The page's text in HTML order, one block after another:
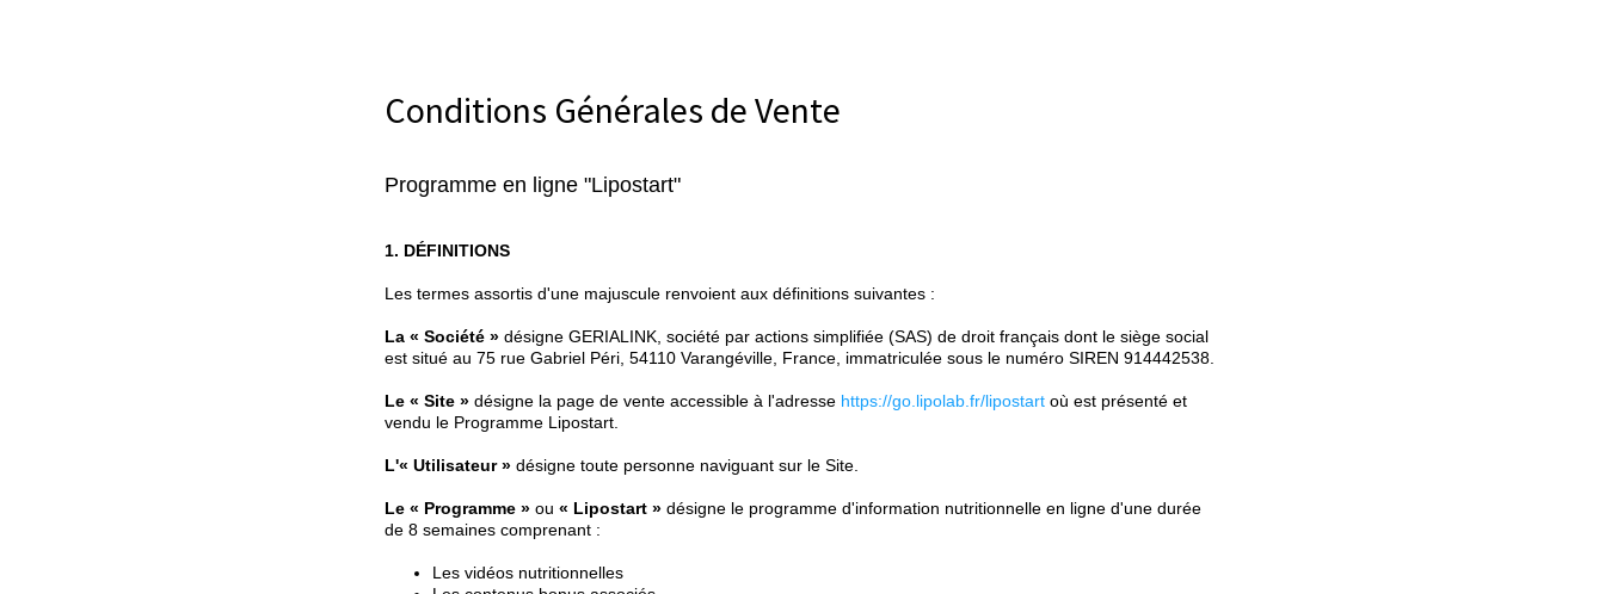
Conditions Générales de Vente
Programme en ligne "Lipostart"
1. DÉFINITIONS
Les termes assortis d'une majuscule renvoient aux définitions suivantes :
La « Société » désigne GERIALINK, société par actions simplifiée (SAS) de droit français dont le siège social
est situé au 75 rue Gabriel Péri, 54110 Varangéville, France, immatriculée sous le numéro SIREN 914442538.
Le « Site » désigne la page de vente accessible à l'adresse https://go.lipolab.fr/lipostart où est présenté et
vendu le Programme Lipostart.
L'« Utilisateur » désigne toute personne naviguant sur le Site.
Le « Programme » ou « Lipostart » désigne le programme d'information nutritionnelle en ligne d'une durée
de 8 semaines comprenant :
Les vidéos nutritionnelles